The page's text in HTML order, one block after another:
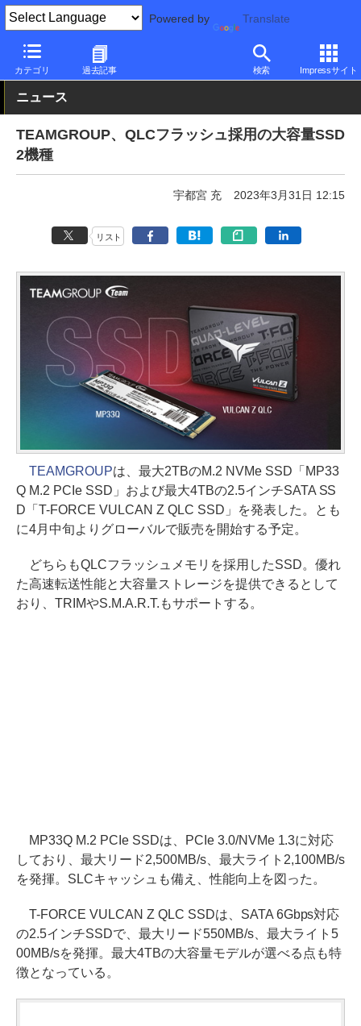
Powered by Translate
カテゴリ 過去記事 検索 Impressサイト
PC Watch 半導体/周辺機器
ニュース
TEAMGROUP、QLCフラッシュ採用の大容量SSD
2機種
宇都宮 充 2023年3月31日 12:15
リスト
TEAMGROUPは、最大2TBのM.2 NVMe SSD「MP33
Q M.2 PCIe SSD」および最大4TBの2.5インチSATA SS
D「T-FORCE VULCAN Z QLC SSD」を発表した。とも
に4月中旬よりグローバルで販売を開始する予定。
どちらもQLCフラッシュメモリを採用したSSD。優れ
た高速転送性能と大容量ストレージを提供できるとして
おり、TRIMやS.M.A.R.T.もサポートする。
MP33Q M.2 PCIe SSDは、PCIe 3.0/NVMe 1.3に対応
しており、最大リード2,500MB/s、最大ライト2,100MB/s
を発揮。SLCキャッシュも備え、性能向上を図った。
T-FORCE VULCAN Z QLC SSDは、SATA 6Gbps対応
の2.5インチSSDで、最大リード550MB/s、最大ライト5
00MB/sを発揮。最大4TBの大容量モデルが選べる点も特
徴となっている。